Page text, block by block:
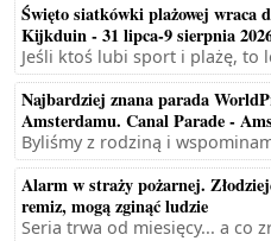
Święto siatkówki plażowej
Kijkduin - 31 lipca-9 sierpnia
Jeśli ktoś lubi sport i plażę, to
Najbardziej znana parada
Amsterdamu. Canal Parade -
Byliśmy z rodziną i
Alarm w straży pożarnej.
remiz, mogą zginąć ludzie
Seria trwa od miesięcy... a co